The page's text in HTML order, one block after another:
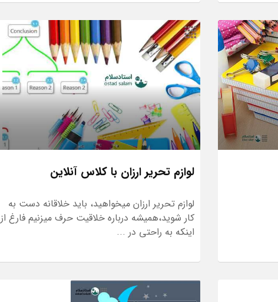
لوازم تحریر ارزان با کلاس آنلاین
لوازم تحریر ارزان میخواهید، باید خلاقانه دست به
کار شوید،همیشه درباره خلاقیت حرف میزنیم فارغ از
اینکه به راحتی در ...